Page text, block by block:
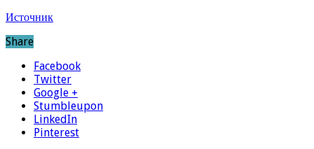
Источник
Share
Facebook
Twitter
Google +
Stumbleupon
LinkedIn
Pinterest